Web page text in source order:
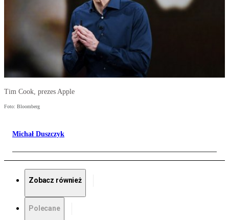
Tim Cook, prezes Apple
Foto: Bloomberg
Michał Duszczyk
Zobacz również
Polecane